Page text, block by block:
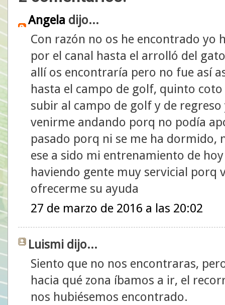
Angela dijo...
Con razón no os he encontrado yo
por el canal hasta el arrolló del
allí os encontraría pero no fue así
hasta el campo de golf, quinto
subir al campo de golf y de
venirme andando porq no podía
pasado porq ni se me ha dormido,
ese a sido mi entrenamiento de
haviendo gente muy servicial porq
ofrecerme su ayuda
27 de marzo de 2016 a las 20:02
Luismi dijo...
Siento que no nos encontraras,
hacia qué zona íbamos a ir, el
nos hubiésemos encontrado.